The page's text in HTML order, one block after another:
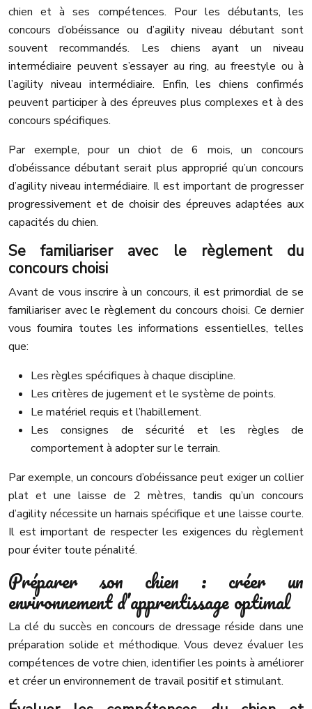
chien et à ses compétences. Pour les débutants, les
concours d’obéissance ou d’agility niveau débutant sont
souvent recommandés. Les chiens ayant un niveau
intermédiaire peuvent s’essayer au ring, au freestyle ou à
l’agility niveau intermédiaire. Enfin, les chiens confirmés
peuvent participer à des épreuves plus complexes et à des
concours spécifiques.
Par exemple, pour un chiot de 6 mois, un concours
d’obéissance débutant serait plus approprié qu’un concours
d’agility niveau intermédiaire. Il est important de progresser
progressivement et de choisir des épreuves adaptées aux
capacités du chien.
Se familiariser avec le règlement du
concours choisi
Avant de vous inscrire à un concours, il est primordial de se
familiariser avec le règlement du concours choisi. Ce dernier
vous fournira toutes les informations essentielles, telles
que:
Les règles spécifiques à chaque discipline.
Les critères de jugement et le système de points.
Le matériel requis et l’habillement.
Les consignes de sécurité et les règles de
comportement à adopter sur le terrain.
Par exemple, un concours d’obéissance peut exiger un collier
plat et une laisse de 2 mètres, tandis qu’un concours
d’agility nécessite un harnais spécifique et une laisse courte.
Il est important de respecter les exigences du règlement
pour éviter toute pénalité.
Préparer son chien : créer un
environnement d’apprentissage optimal
La clé du succès en concours de dressage réside dans une
préparation solide et méthodique. Vous devez évaluer les
compétences de votre chien, identifier les points à améliorer
et créer un environnement de travail positif et stimulant.